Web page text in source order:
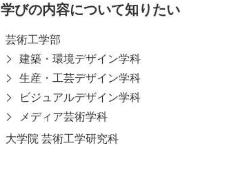
学びの内容について知りたい
芸術工学部
建築・環境デザイン学科
生産・工芸デザイン学科
ビジュアルデザイン学科
メディア芸術学科
大学院 芸術工学研究科